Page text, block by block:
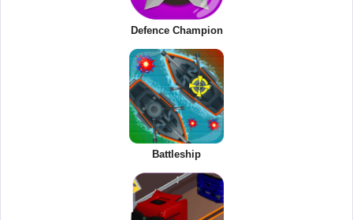
Defence Champion
Battleship